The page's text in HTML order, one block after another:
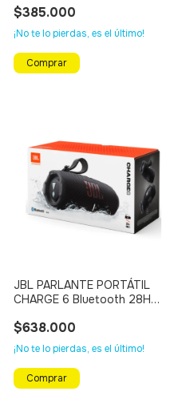
$385.000
¡No te lo pierdas, es el último!
JBL PARLANTE PORTÁTIL
CHARGE 6 Bluetooth 28H
$638.000
¡No te lo pierdas, es el último!